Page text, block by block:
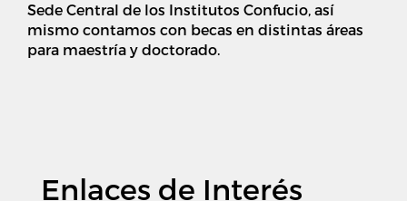
Sede Central de los Institutos Confucio, así
mismo contamos con becas en distintas áreas
para maestría y doctorado.
Enlaces de Interés